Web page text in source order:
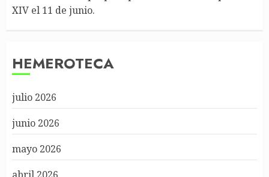
XIV el 11 de junio.
HEMEROTECA
julio 2026
junio 2026
mayo 2026